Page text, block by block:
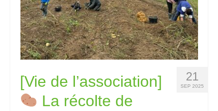
21
SEP 2025
[Vie de l’association]
La récolte de